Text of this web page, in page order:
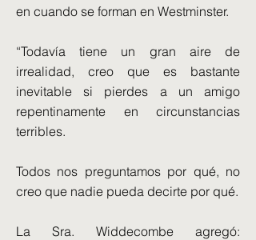
en cuando se forman en Westminster.
“Todavía tiene un gran aire de
irrealidad, creo que es bastante
inevitable si pierdes a un amigo
repentinamente en circunstancias
terribles.
Todos nos preguntamos por qué, no
creo que nadie pueda decirte por qué.
La Sra. Widdecombe agregó: